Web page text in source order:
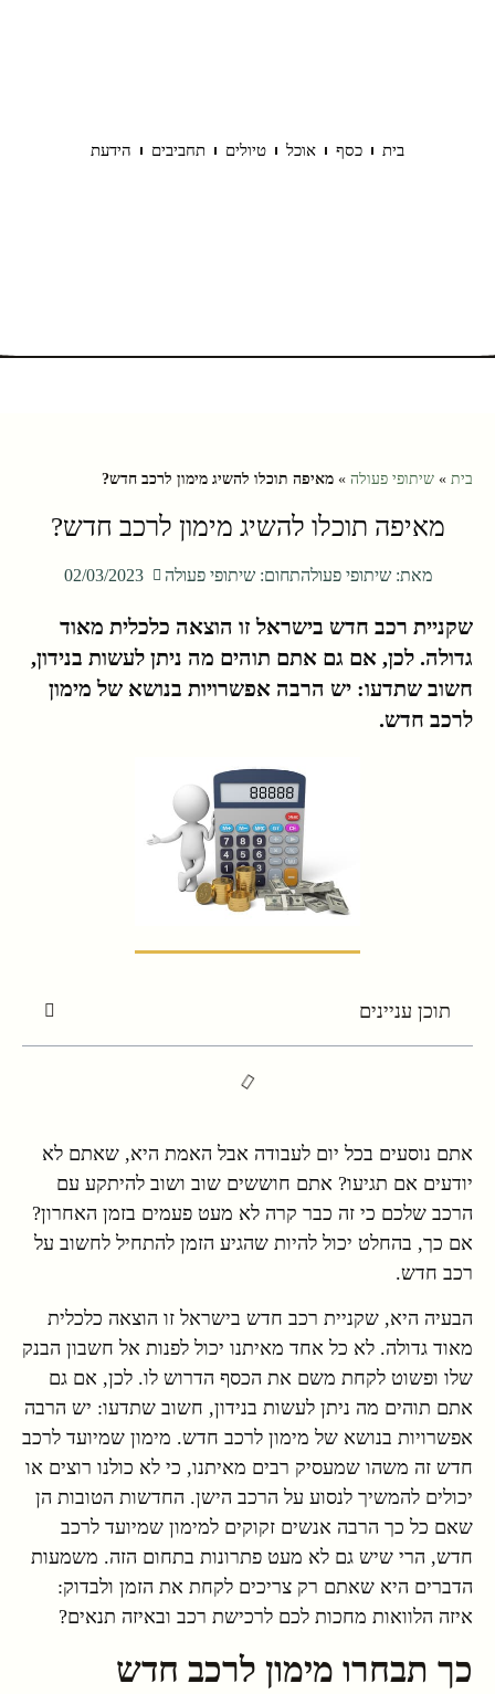
בית כסף אוכל טיולים תחביבים הידעת
בית » שיתופי פעולה » מאיפה תוכלו להשיג מימון לרכב חדש?
מאיפה תוכלו להשיג מימון לרכב חדש?
מאת: שיתופי פעולהתחום: שיתופי פעולה 02/03/2023
שקניית רכב חדש בישראל זו הוצאה כלכלית מאוד
גדולה. לכן, אם גם אתם תוהים מה ניתן לעשות בנידון,
חשוב שתדעו: יש הרבה אפשרויות בנושא של מימון
לרכב חדש.
תוכן עניינים
אתם נוסעים בכל יום לעבודה אבל האמת היא, שאתם לא
יודעים אם תגיעו? אתם חוששים שוב ושוב להיתקע עם
הרכב שלכם כי זה כבר קרה לא מעט פעמים בזמן האחרון?
אם כך, בהחלט יכול להיות שהגיע הזמן להתחיל לחשוב על
רכב חדש.
הבעיה היא, שקניית רכב חדש בישראל זו הוצאה כלכלית
מאוד גדולה. לא כל אחד מאיתנו יכול לפנות אל חשבון הבנק
שלו ופשוט לקחת משם את הכסף הדרוש לו. לכן, אם גם
אתם תוהים מה ניתן לעשות בנידון, חשוב שתדעו: יש הרבה
אפשרויות בנושא של מימון לרכב חדש. מימון שמיועד לרכב
חדש זה משהו שמעסיק רבים מאיתנו, כי לא כולנו רוצים או
יכולים להמשיך לנסוע על הרכב הישן. החדשות הטובות הן
שאם כל כך הרבה אנשים זקוקים למימון שמיועד לרכב
חדש, הרי שיש גם לא מעט פתרונות בתחום הזה. משמעות
הדברים היא שאתם רק צריכים לקחת את הזמן ולבדוק:
איזה הלוואות מחכות לכם לרכישת רכב ובאיזה תנאים?
כך תבחרו מימון לרכב חדש